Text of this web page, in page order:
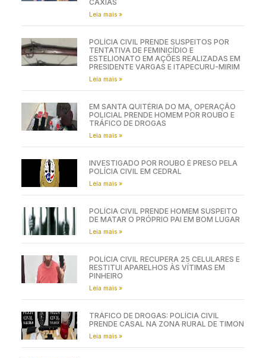
CAXIAS
Leia mais »
POLÍCIA CIVIL PRENDE SUSPEITOS POR
TENTATIVA DE FEMINICÍDIO E
ESTELIONATO EM AÇÕES REALIZADAS EM
PRESIDENTE VARGAS E ITAPECURU-MIRIM
Leia mais »
EM SANTA QUITÉRIA DO MA, OPERAÇÃO
POLICIAL PRENDE HOMEM POR ROUBO E
TRÁFICO DE DROGAS
Leia mais »
INVESTIGADO POR ROUBO É PRESO PELA
POLÍCIA CIVIL EM CEDRAL
Leia mais »
POLÍCIA CIVIL PRENDE HOMEM SUSPEITO
DE MATAR O PRÓPRIO PAI EM BOM LUGAR
Leia mais »
POLÍCIA CIVIL RECUPERA 25 CELULARES E
RESTITUI APARELHOS ÀS VÍTIMAS EM
PINHEIRO
Leia mais »
TRÁFICO DE DROGAS: POLÍCIA CIVIL
PRENDE CASAL NA ZONA RURAL DE TIMON
Leia mais »